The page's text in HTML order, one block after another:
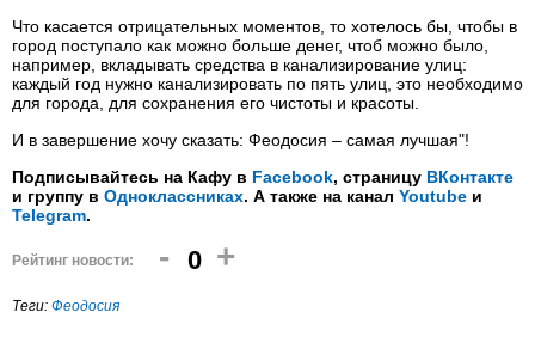
Что касается отрицательных моментов, то хотелось бы, чтобы в
город поступало как можно больше денег, чтоб можно было,
например, вкладывать средства в канализирование улиц:
каждый год нужно канализировать по пять улиц, это необходимо
для города, для сохранения его чистоты и красоты.
И в завершение хочу сказать: Феодосия – самая лучшая"!
Подписывайтесь на Кафу в Facebook, страницу ВКонтакте
и группу в Одноклассниках. А также на канал Youtube и
Telegram.
Рейтинг новости: - 0 +
Теги: Феодосия